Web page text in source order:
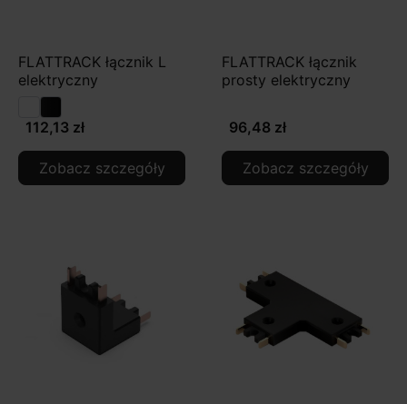
FLATTRACK łącznik L
elektryczny
112,13 zł
Zobacz szczegóły
FLATTRACK łącznik
prosty elektryczny
96,48 zł
Zobacz szczegóły